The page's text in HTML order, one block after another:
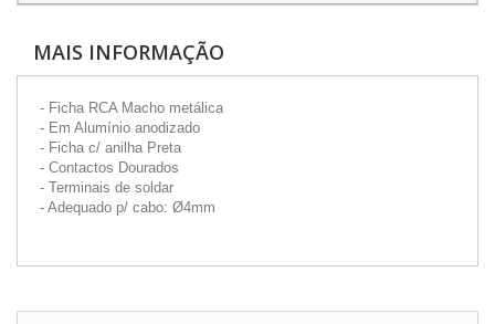
MAIS INFORMAÇÃO
- Ficha RCA Macho metálica
- Em Alumínio anodizado
- Ficha c/ anilha Preta
- Contactos Dourados
- Terminais de soldar
- Adequado p/ cabo: Ø4mm